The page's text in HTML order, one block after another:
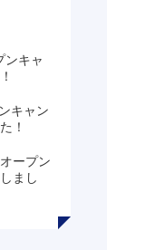
ンキャ
キャン
！
ープン
まし